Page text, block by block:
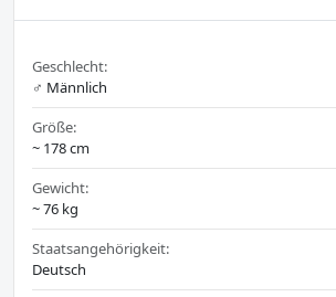
Geschlecht:
♂️ Männlich
Größe:
~ 178 cm
Gewicht:
~ 76 kg
Staatsangehörigkeit:
Deutsch